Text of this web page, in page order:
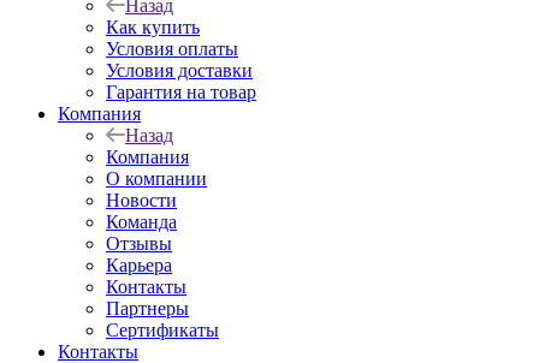
Назад
Как купить
Условия оплаты
Условия доставки
Гарантия на товар
Компания
Назад
Компания
О компании
Новости
Команда
Отзывы
Карьера
Контакты
Партнеры
Сертификаты
Контакты